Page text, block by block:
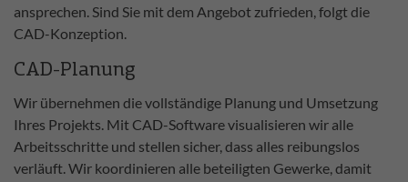
ansprechen. Sind Sie mit dem Angebot zufrieden, folgt die
CAD-Konzeption.
CAD-Planung
Wir übernehmen die vollständige Planung und Umsetzung
Ihres Projekts. Mit CAD-Software visualisieren wir alle
Arbeitsschritte und stellen sicher, dass alles reibungslos
verläuft. Wir koordinieren alle beteiligten Gewerke, damit